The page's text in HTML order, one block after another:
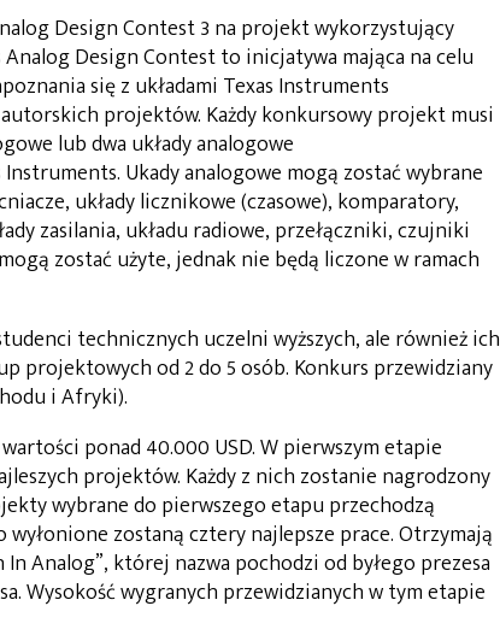
Design Contest 3 na projekt wykorzystujący
Design Contest to inicjatywa mająca na celu
się z układami Texas Instruments
projektów. Każdy konkursowy projekt musi
lub dwa układy analogowe
Ukady analogowe mogą zostać wybrane
układy licznikowe (czasowe), komparatory,
zasilania, układu radiowe, przełączniki, czujniki
zostać użyte, jednak nie będą liczone w ramach
technicznych uczelni wyższych, ale również ich
projektowych od 2 do 5 osób. Konkurs przewidziany
i Afryki).
ponad 40.000 USD. W pierwszym etapie
projektów. Każdy z nich zostanie nagrodzony
wybrane do pierwszego etapu przechodzą
zostaną cztery najlepsze prace. Otrzymają
Analog”, której nazwa pochodzi od byłego prezesa
Wysokość wygranych przewidzianych w tym etapie